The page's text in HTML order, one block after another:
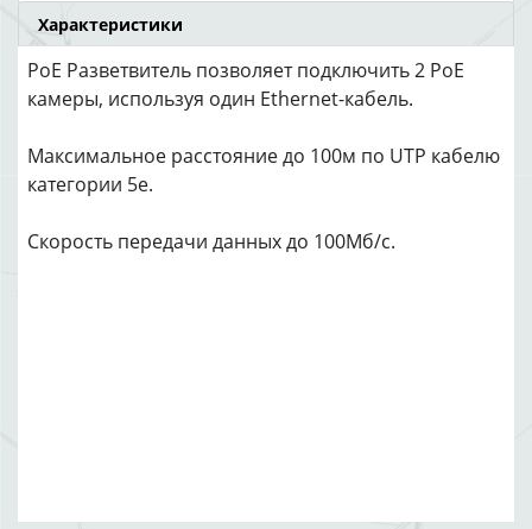
Характеристики
PoE Разветвитель позволяет подключить 2 PoE
камеры, используя один Ethernet-кабель.
Максимальное расстояние до 100м по UTP кабелю
категории 5e.
Скорость передачи данных до 100Мб/с.